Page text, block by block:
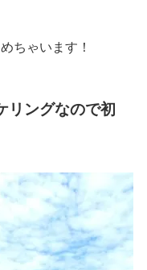
ちゃいます！
ングなので初